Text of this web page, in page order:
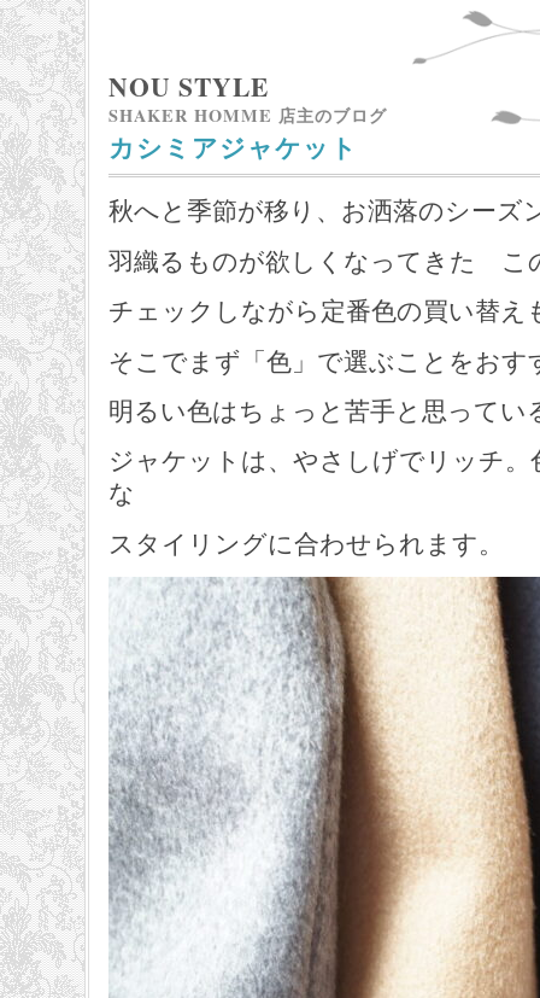
NOU STYLE
SHAKER HOMME 店主のブログ
カシミアジャケット
秋へと季節が移り、お洒落のシーズ
羽織るものが欲しくなってきた こ
チェックしながら定番色の買い替え
そこでまず「色」で選ぶことをおす
明るい色はちょっと苦手と思ってい
ジャケットは、やさしげでリッチ
な
スタイリングに合わせられます。